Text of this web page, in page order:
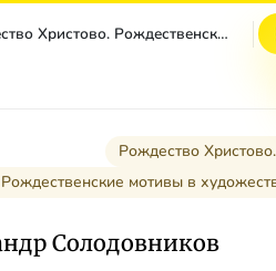
Рождество Христово. Рождественский Пост
Рождество
мотивы в
Солодовников